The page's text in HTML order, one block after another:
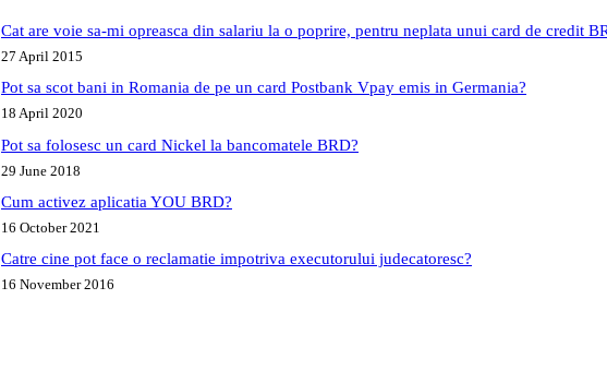
Cat are voie sa-mi opreasca din salariu la o poprire, pentru neplata unui card de credit
27 April 2015
Pot sa scot bani in Romania de pe un card Postbank Vpay emis in Germania?
18 April 2020
Pot sa folosesc un card Nickel la bancomatele BRD?
29 June 2018
Cum activez aplicatia YOU BRD?
16 October 2021
Catre cine pot face o reclamatie impotriva executorului judecatoresc?
16 November 2016